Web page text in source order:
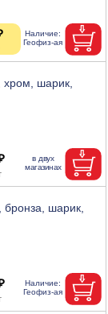
хром, шарик,
шарик,